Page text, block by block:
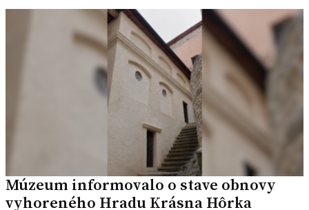
Múzeum informovalo o stave obnovy
vyhoreného Hradu Krásna Hôrka